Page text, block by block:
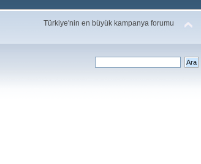
Türkiye'nin en büyük kampanya forumu